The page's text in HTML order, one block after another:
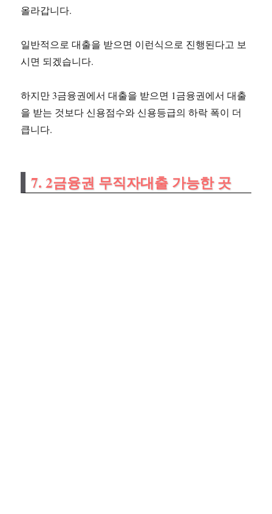
올라갑니다.
일반적으로 대출을 받으면 이런식으로 진행된다고 보
시면 되겠습니다.
하지만 3금융권에서 대출을 받으면 1금융권에서 대출
을 받는 것보다 신용점수와 신용등급의 하락 폭이 더
큽니다.
7. 2금융권 무직자대출 가능한 곳